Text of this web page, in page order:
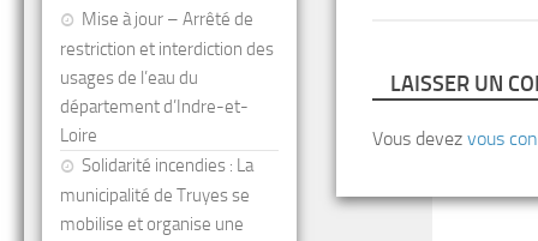
LAISSER UN
Vous devez vous
Mise à jour – Arrêté de
restriction et interdiction des
usages de l’eau du
département d’Indre-et-
Loire
Solidarité incendies : La
municipalité de Truyes se
mobilise et organise une